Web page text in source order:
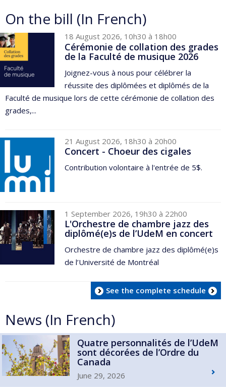
On the bill (In French)
18 August 2026, 10h30 à 18h00
Cérémonie de collation des grades
de la Faculté de musique 2026
Joignez-vous à nous pour célébrer la
réussite des diplômées et diplômés de la
Faculté de musique lors de cette cérémonie de collation des
grades,...
21 August 2026, 18h30 à 20h00
Concert - Choeur des cigales
Contribution volontaire à l'entrée de 5$.
1 September 2026, 19h30 à 22h00
L'Orchestre de chambre jazz des
diplômé(e)s de l’UdeM en concert
Orchestre de chambre jazz des diplômé(e)s
de l’Université de Montréal
See the complete schedule
News (In French)
Quatre personnalités de l’UdeM
sont décorées de l’Ordre du
Canada
June 29, 2026